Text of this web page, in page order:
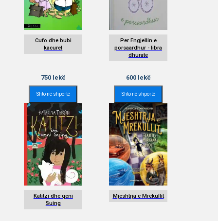
Cufo dhe bubi
kacurel
750lekë
Shto në shportë
Per Engjellin e
porsaardhur - libra
dhurate
600lekë
Shto në shportë
Katitzi dhe qeni
Suing
Mjeshtrja e Mrekullit